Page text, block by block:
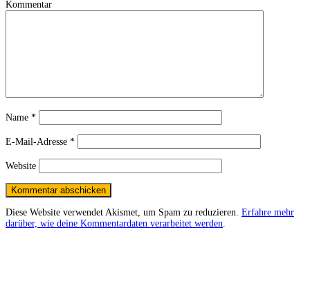
Kommentar
Name *
E-Mail-Adresse *
Website
Diese Website verwendet Akismet, um Spam zu reduzieren. Erfahre mehr
darüber, wie deine Kommentardaten verarbeitet werden.